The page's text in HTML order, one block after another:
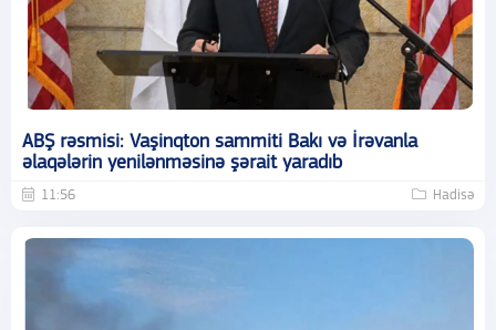
ABŞ rəsmisi: Vaşinqton sammiti Bakı və İrəvanla
əlaqələrin yenilənməsinə şərait yaradıb
11:56 Hadisə